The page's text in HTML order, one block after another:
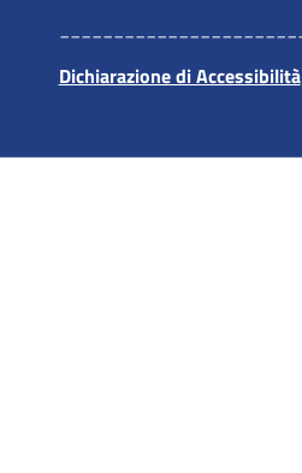
Dichiarazione di Accessibilità